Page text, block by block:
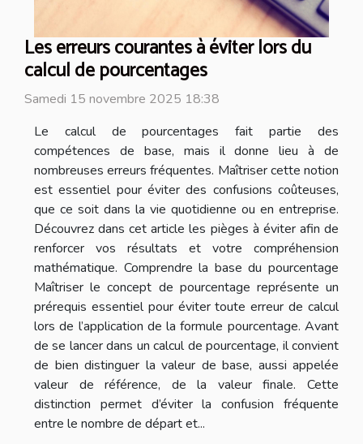
Les erreurs courantes à éviter lors du
calcul de pourcentages
Samedi 15 novembre 2025 18:38
Le calcul de pourcentages fait partie des
compétences de base, mais il donne lieu à de
nombreuses erreurs fréquentes. Maîtriser cette notion
est essentiel pour éviter des confusions coûteuses,
que ce soit dans la vie quotidienne ou en entreprise.
Découvrez dans cet article les pièges à éviter afin de
renforcer vos résultats et votre compréhension
mathématique. Comprendre la base du pourcentage
Maîtriser le concept de pourcentage représente un
prérequis essentiel pour éviter toute erreur de calcul
lors de l’application de la formule pourcentage. Avant
de se lancer dans un calcul de pourcentage, il convient
de bien distinguer la valeur de base, aussi appelée
valeur de référence, de la valeur finale. Cette
distinction permet d’éviter la confusion fréquente
entre le nombre de départ et...